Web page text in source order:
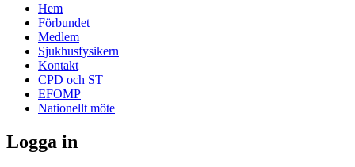
Hem
Förbundet
Medlem
Sjukhusfysikern
Kontakt
CPD och ST
EFOMP
Nationellt möte
Logga in